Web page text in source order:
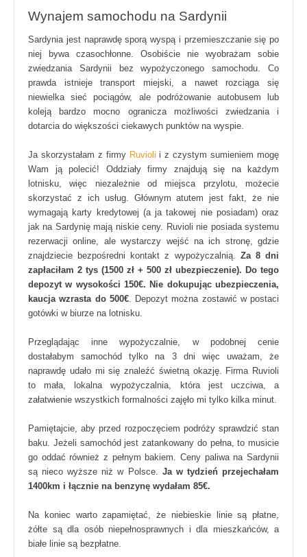
Wynajem samochodu na Sardynii
Sardynia jest naprawdę sporą wyspą i przemieszczanie się po
niej bywa czasochłonne. Osobiście nie wyobrażam sobie
zwiedzania Sardynii bez wypożyczonego samochodu. Co
prawda istnieje transport miejski, a nawet rozciąga się
niewielka sieć pociągów, ale podróżowanie autobusem lub
koleją bardzo mocno ogranicza możliwości zwiedzania i
dotarcia do większości ciekawych punktów na wyspie.
Ja skorzystałam z firmy Ruvioli i z czystym sumieniem mogę
Wam ją polecić! Oddziały firmy znajdują się na każdym
lotnisku, więc niezależnie od miejsca przylotu, możecie
skorzystać z ich usług. Głównym atutem jest fakt, że nie
wymagają karty kredytowej (a ja takowej nie posiadam) oraz
jak na Sardynię mają niskie ceny. Ruvioli nie posiada systemu
rezerwacji online, ale wystarczy wejść na ich stronę, gdzie
znajdziecie bezpośredni kontakt z wypożyczalnią. Za 8 dni
zapłaciłam 2 tys (1500 zł + 500 zł ubezpieczenie). Do tego
depozyt w wysokości 150€. Nie dokupując ubezpieczenia,
kaucja wzrasta do 500€. Depozyt można zostawić w postaci
gotówki w biurze na lotnisku.
Przeglądając inne wypożyczalnie, w podobnej cenie
dostałabym samochód tylko na 3 dni więc uważam, że
naprawdę udało mi się znaleźć świetną okazję. Firma Ruvioli
to mała, lokalna wypożyczalnia, która jest uczciwa, a
załatwienie wszystkich formalności zajęło mi tylko kilka minut.
Pamiętajcie, aby przed rozpoczęciem podróży sprawdzić stan
baku. Jeżeli samochód jest zatankowany do pełna, to musicie
go oddać również z pełnym bakiem. Ceny paliwa na Sardynii
są nieco wyższe niż w Polsce. Ja w tydzień przejechałam
1400km i łącznie na benzynę wydałam 85€.
Na koniec warto zapamiętać, że niebieskie linie są płatne,
żółte są dla osób niepełnosprawnych i dla mieszkańców, a
białe linie są bezpłatne.